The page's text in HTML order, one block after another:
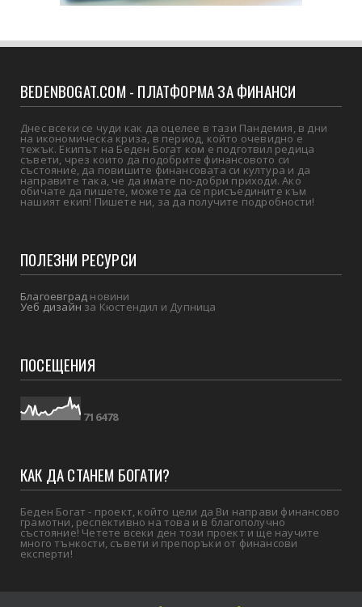
BEDENBOGAT.COM - ПЛАТФОРМА ЗА ФИНАНСИ
Днес всеки се чуди как да оцелее в тази Пандемия, в дни
на икономическа криза, в период, който очевидно е
тежък. Екипът на Беден Богат ком е подготвил редица
съвети, чрез които да подобрите финансовото си
състояние, да повишите финансовата си култура и да
направите така, че да имате по-добри приходи. Ако
обичате да пишете, можете да се присъедините към
нашият екип! Пишете ни, за да получите подробности!
ПОЛЕЗНИ РЕСУРСИ
Благоевград новини
Уеб дизайнза Кюстендил и Дупница
ПОСЕЩЕНИЯ
71 6478
КАК ДА СТАНЕМ БОГАТИ?
Беден Богат - проект, който цели да Ви направи финансово
грамотни, респективно на това и в благополучно
състояние! Четете всеки ден този проект и ще научите
много тънкости, съвети и препоръки от финансови
експерти!